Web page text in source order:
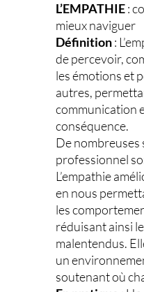
L’EMPATHIE:
mieux naviguer
Définition:
de percevoir,
les émotions et
autres,
communication
conséquence.
De nombreuses
professionnel
L’empathie
en nous
les
réduisant ainsi
malentendus.
un
soutenant où